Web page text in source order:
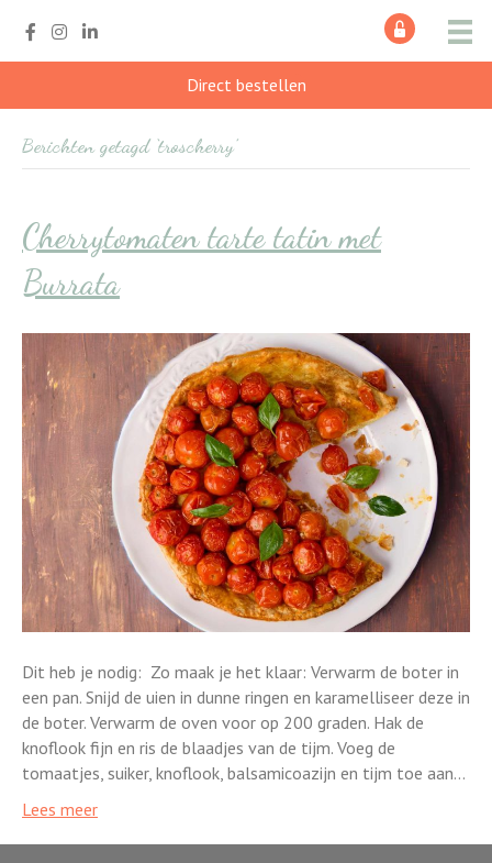
Direct bestellen
Berichten getagd ‘troscherry’
Cherrytomaten tarte tatin met
Burrata
Dit heb je nodig: Zo maak je het klaar: Verwarm de boter in
een pan. Snijd de uien in dunne ringen en karamelliseer deze in
de boter. Verwarm de oven voor op 200 graden. Hak de
knoflook fijn en ris de blaadjes van de tijm. Voeg de
tomaatjes, suiker, knoflook, balsamicoazijn en tijm toe aan…
Lees meer